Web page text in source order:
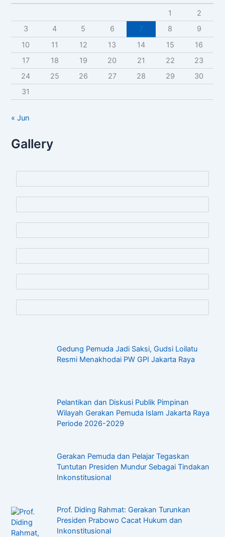
f
:
1
2
3
4 5 6 7 8
9
10
11 12 13 14 15
16
17
18 19 20 21 22
23
24
25 26 27 28 29
30
31
« Jun
Gallery
Gedung Pemuda Jadi Saksi, Gudsi Loilatu
Resmi Menakhodai PW GPI Jakarta Raya
Pelantikan dan Diskusi Publik Pimpinan
Wilayah Gerakan Pemuda Islam Jakarta Raya
Periode 2026-2029
Gerakan Pemuda dan Pelajar Tegaskan
Tuntutan Presiden Mundur Sebagai Tindakan
Inkonstitusional
Prof. Diding Rahmat: Gerakan Turunkan
Presiden Prabowo Cacat Hukum dan
Inkonstitusional